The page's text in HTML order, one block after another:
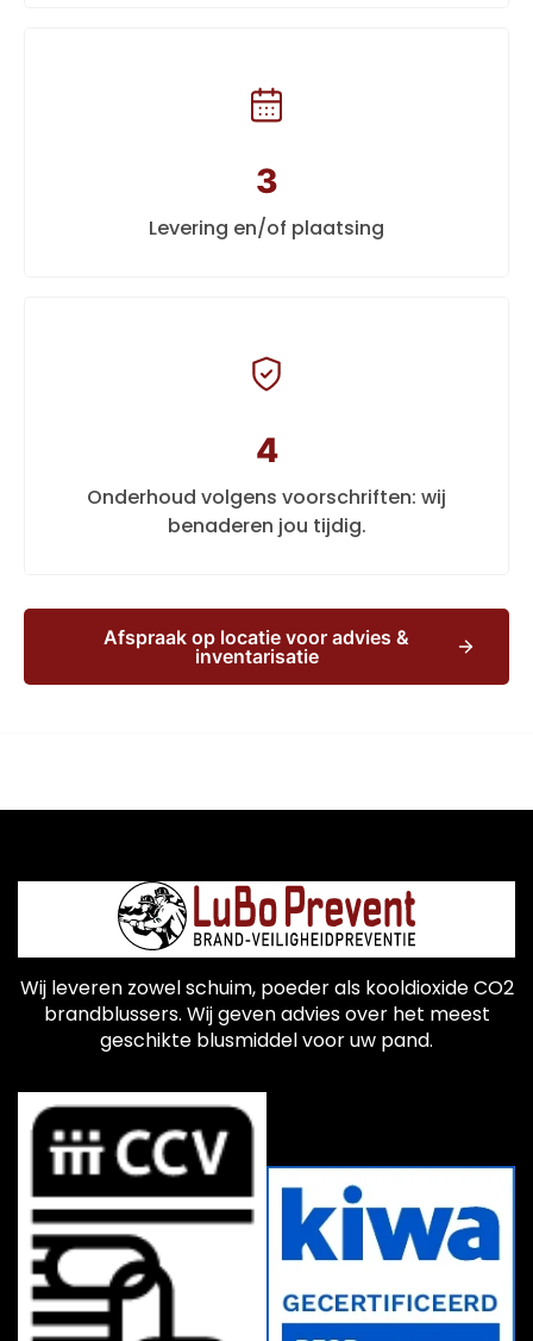
3
Levering en/of plaatsing
4
Onderhoud volgens voorschriften: wij
benaderen jou tijdig.
Afspraak op locatie voor advies &
inventarisatie
Wij leveren zowel schuim, poeder als kooldioxide CO2
brandblussers. Wij geven advies over het meest
geschikte blusmiddel voor uw pand.